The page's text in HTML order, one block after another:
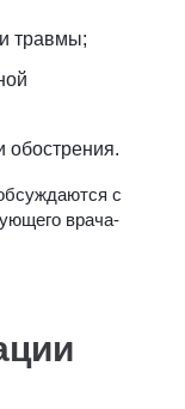
травмы;
обострения.
с
врача-